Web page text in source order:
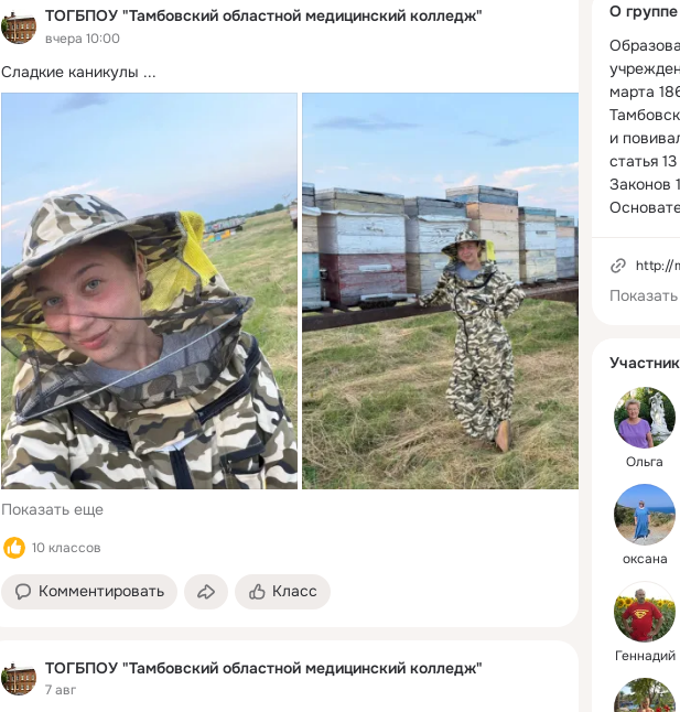
ТОГБПОУ "Тамбовский областной медицинский колледж"
вчера 10:00
Сладкие каникулы ...
Показать еще
10 классов
Комментировать Класс
ТОГБПОУ "Тамбовский областной медицинский колледж"
7 авг
колонка
О группе
марта
и
статья
Законов
доктор
На
и в
http://
Ольга
оксана
Геннадий